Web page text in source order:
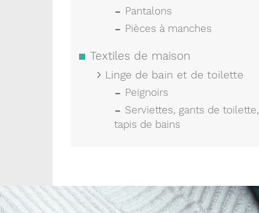
Pantalons
Pièces à manches
Textiles de maison
Linge de bain et de toilette
Peignoirs
Serviettes, gants de toilette,
tapis de bains